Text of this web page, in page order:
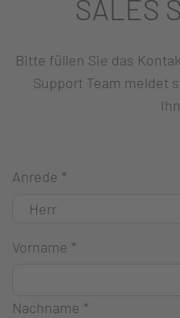
SALES
Bitte füllen Sie das
Support Team meldet
Anrede *
Vorname *
Nachname *